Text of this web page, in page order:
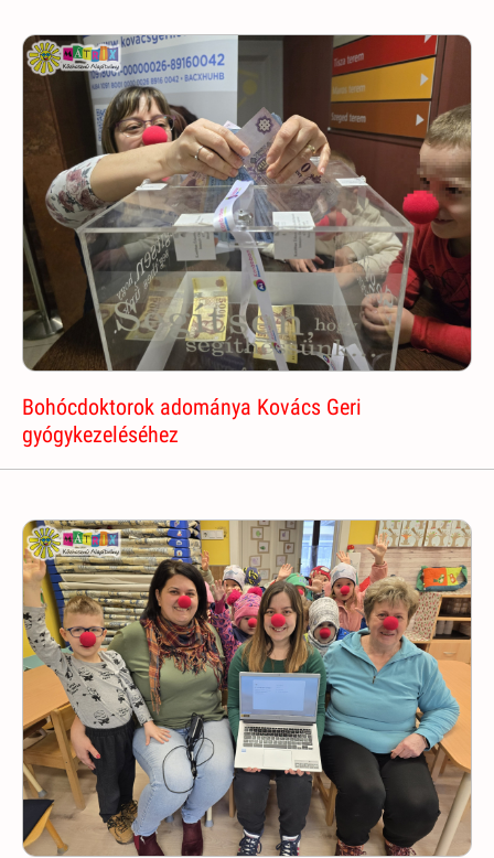
Bohócdoktorok adománya Kovács Geri
gyógykezeléséhez